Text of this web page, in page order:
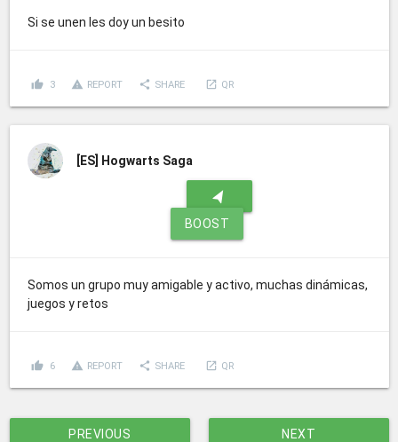
Si se unen les doy un besito
thumb_up 3 report_problem REPORT share SHARE launch QR
[ES] Hogwarts Saga
navigation
BOOST
Somos un grupo muy amigable y activo, muchas dinámicas,
juegos y retos
thumb_up 6 report_problem REPORT share SHARE launch QR
PREVIOUS NEXT